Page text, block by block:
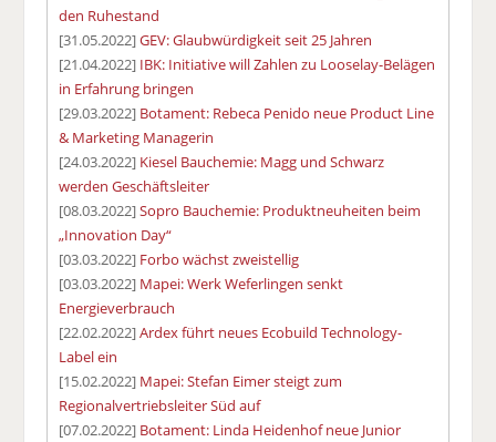
den Ruhestand
[31.05.2022]GEV: Glaubwürdigkeit seit 25 Jahren
[21.04.2022] IBK: Initiative will Zahlen zu Looselay-Belägen
in Erfahrung bringen
[29.03.2022] Botament: Rebeca Penido neue Product Line
& Marketing Managerin
[24.03.2022] Kiesel Bauchemie: Magg und Schwarz
werden Geschäftsleiter
[08.03.2022]Sopro Bauchemie: Produktneuheiten beim
„Innovation Day“
[03.03.2022] Forbo wächst zweistellig
[03.03.2022] Mapei: Werk Weferlingen senkt
Energieverbrauch
[22.02.2022]Ardex führt neues Ecobuild Technology-
Label ein
[15.02.2022] Mapei: Stefan Eimer steigt zum
Regionalvertriebsleiter Süd auf
[07.02.2022] Botament: Linda Heidenhof neue Junior